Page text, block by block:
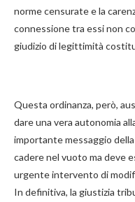
norme censurate e la
connessione tra essi non
giudizio di legittimità
Questa ordinanza, però,
dare una vera autonomia
importante messaggio
cadere nel vuoto ma deve
urgente intervento di
In definitiva, la giustizia